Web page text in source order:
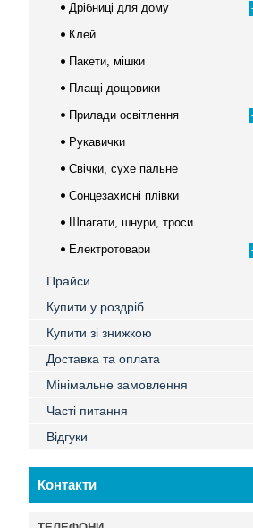
Дрібниці для дому
Клей
Пакети, мішки
Плащі-дощовики
Прилади освітлення
Рукавички
Свічки, сухе пальне
Сонцезахисні плівки
Шпагати, шнури, троси
Електротовари
Прайси
Купити у роздріб
Купити зі знижкою
Доставка та оплата
Мінімальне замовлення
Часті питання
Відгуки
Контакти